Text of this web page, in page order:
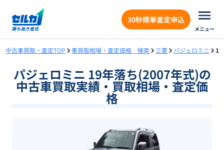
30秒簡単査定申込
メニュー
中古車買取・査定TOP 車買取相場・査定価格 検索 三菱 パジェロミニ
パジェロミニ 19年落ち(2007年式)の
中古車買取実績・買取相場・査定価
格